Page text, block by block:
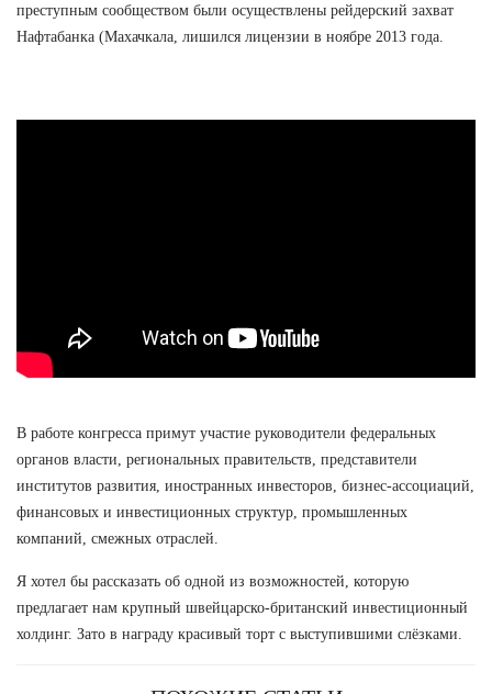
преступным сообществом были осуществлены рейдерский захват
Нафтабанка (Махачкала, лишился лицензии в ноябре 2013 года.
В работе конгресса примут участие руководители федеральных
органов власти, региональных правительств, представители
институтов развития, иностранных инвесторов, бизнес-ассоциаций,
финансовых и инвестиционных структур, промышленных
компаний, смежных отраслей.
Я хотел бы рассказать об одной из возможностей, которую
предлагает нам крупный швейцарско-британский инвестиционный
холдинг. Зато в награду красивый торт с выступившими слёзками.